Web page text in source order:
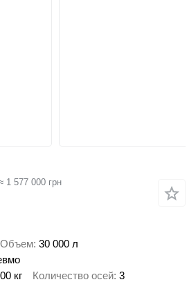
1 577 000 грн
Объем 30 000 л
кг Количество осей 3